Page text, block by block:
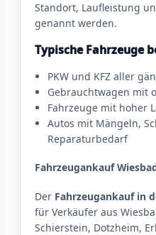
Standort, Laufleistung
genannt werden.
Typische Fahrzeuge
PKW und KFZ aller
Gebrauchtwagen mit
Fahrzeuge mit hoher
Autos mit Mängeln,
Reparaturbedarf
Fahrzeugankauf
Der Fahrzeugankauf in
für Verkäufer aus
Schierstein, Dotzheim,